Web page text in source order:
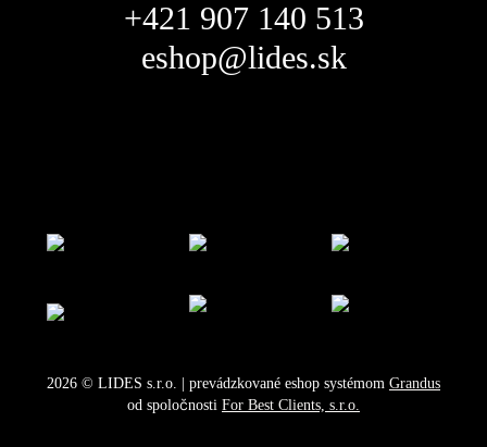
+421 907 140 513
eshop@lides.sk
2026 © LIDES s.r.o. | prevádzkované eshop systémom Grandus
od spoločnosti For Best Clients, s.r.o.